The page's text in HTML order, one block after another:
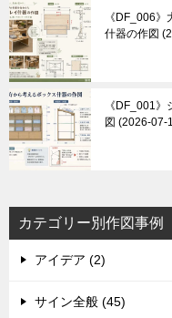
《DF_006
什器の作図
《DF_001
図 2026-07-
カテゴリー別作図事例
アイデア (2)
サイン全般 (45)